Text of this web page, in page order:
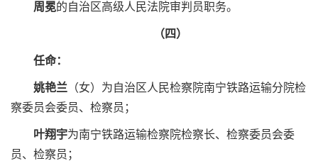
周冕的自治区高级人民法院审判员职务。
（四）
任命：
姚艳兰 （女）为自治区人民检察院南宁铁路运输分院检
察委员会委员、检察员；
叶翔宇为南宁铁路运输检察院检察长、检察委员会委
员、检察员；